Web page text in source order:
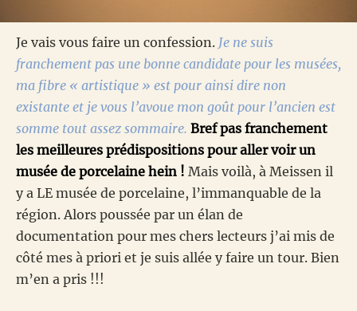
Je vais vous faire un confession. Je ne suis
franchement pas une bonne candidate pour les musées,
ma fibre « artistique » est pour ainsi dire non
existante et je vous l’avoue mon goût pour l’ancien est
somme tout assez sommaire. Bref pas franchement
les meilleures prédispositions pour aller voir un
musée de porcelaine hein ! Mais voilà, à Meissen il
y a LE musée de porcelaine, l’immanquable de la
région. Alors poussée par un élan de
documentation pour mes chers lecteurs j’ai mis de
côté mes à priori et je suis allée y faire un tour. Bien
m’en a pris !!!